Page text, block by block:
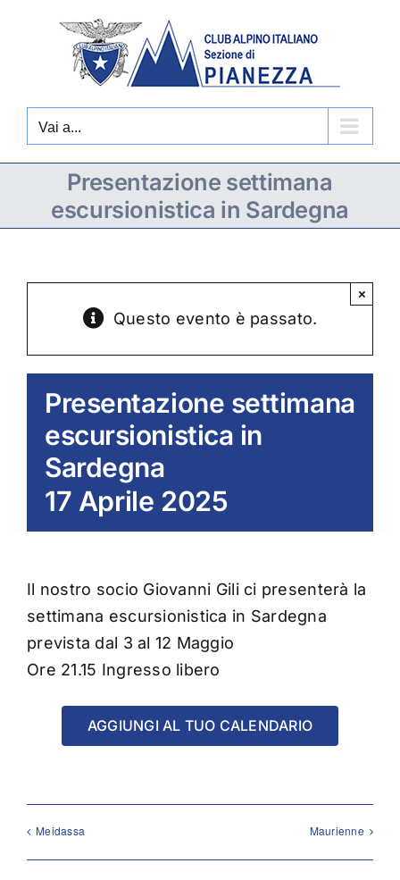
contenuto
Vai a...
Presentazione settimana
escursionistica in Sardegna
Questo evento è passato.
×
Presentazione settimana
escursionistica in
Sardegna
17 Aprile 2025
Il nostro socio Giovanni Gili ci presenterà la
settimana escursionistica in Sardegna
prevista dal 3 al 12 Maggio
Ore 21.15 Ingresso libero
AGGIUNGI AL TUO CALENDARIO
Meidassa Maurienne